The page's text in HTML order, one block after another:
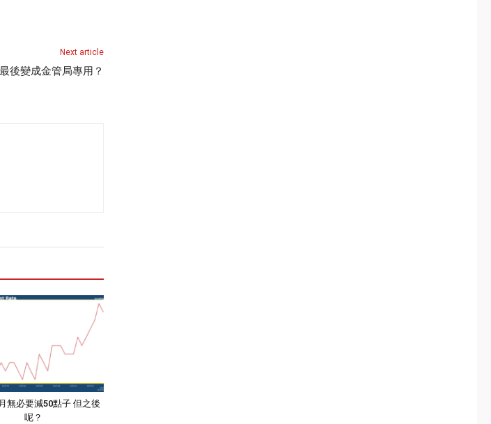
Next article
後變成金管局專用？
無必要減50點子 但之後
呢？